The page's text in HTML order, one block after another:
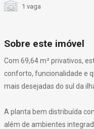
1 vaga
Sobre este imóvel
Com 69,64 m² privativos,
conforto, funcionalidade e
mais desejadas do sul da
A planta bem distribuída
além de ambientes